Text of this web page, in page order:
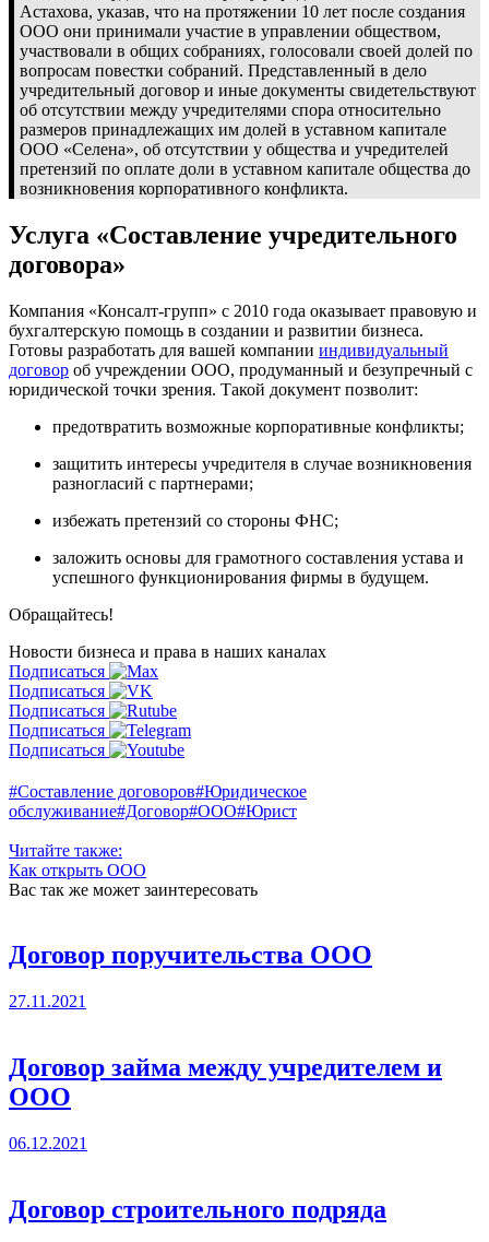
Астахова, указав, что на протяжении 10 лет после создания
ООО они принимали участие в управлении обществом,
участвовали в общих собраниях, голосовали своей долей по
вопросам повестки собраний. Представленный в дело
учредительный договор и иные документы свидетельствуют
об отсутствии между учредителями спора относительно
размеров принадлежащих им долей в уставном капитале
ООО «Селена», об отсутствии у общества и учредителей
претензий по оплате доли в уставном капитале общества до
возникновения корпоративного конфликта.
Услуга «Составление учредительного
договора»
Компания «Консалт-групп» с 2010 года оказывает правовую и
бухгалтерскую помощь в создании и развитии бизнеса.
Готовы разработать для вашей компании индивидуальный
договор об учреждении ООО, продуманный и безупречный с
юридической точки зрения. Такой документ позволит:
предотвратить возможные корпоративные конфликты;
защитить интересы учредителя в случае возникновения
разногласий с партнерами;
избежать претензий со стороны ФНС;
заложить основы для грамотного составления устава и
успешного функционирования фирмы в будущем.
Обращайтесь!
Новости бизнеса и права в наших каналах
Подписаться
Подписаться
Подписаться
Подписаться
Подписаться
#Составление договоров#Юридическое
обслуживание#Договор#ООО#Юрист
Читайте также:
Как открыть ООО
Вас так же может заинтересовать
Договор поручительства ООО
27.11.2021
Договор займа между учредителем и
ООО
06.12.2021
Договор строительного подряда